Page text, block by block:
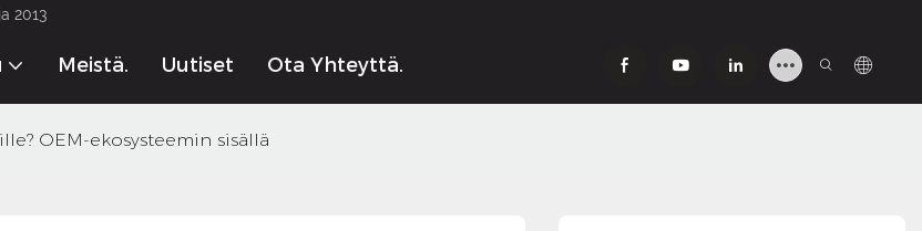
2013
Meistä. Uutiset Ota Yhteyttä.
OEM-ekosysteemin sisällä